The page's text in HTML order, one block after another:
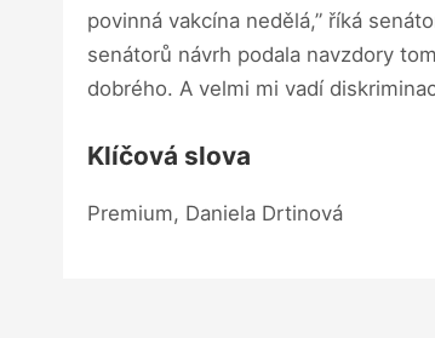
povinná vakcína nedělá,” říká
senátorů návrh podala navzdory
dobrého. A velmi mi vadí
Klíčová slova
Premium, Daniela Drtinová